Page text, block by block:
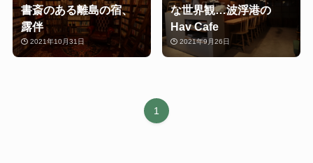
書斎のある離島の宿、
露伴
2021年10月31日
な世界観…波浮港の
Hav Cafe
2021年9月26日
1